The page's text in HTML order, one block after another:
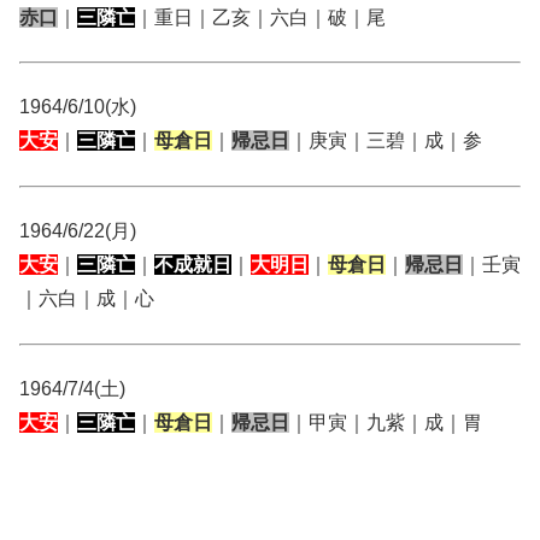
赤口 三隣亡 ｜重日｜乙亥｜六白｜破｜尾
1964/6/10(水)
大安
三隣亡 母倉日 帰忌日 ｜庚寅｜三碧｜成｜参
1964/6/22(月)
大安
三隣亡 不成就日 大明日 母倉日 帰忌日
｜壬寅
｜六白｜成｜心
1964/7/4(土)
大安
三隣亡 母倉日 帰忌日 ｜甲寅｜九紫｜成｜胃